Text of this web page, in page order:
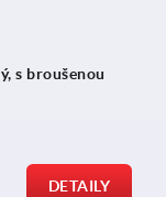
s broušenou
DETAILY